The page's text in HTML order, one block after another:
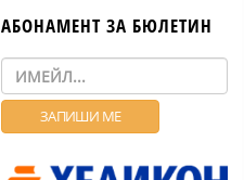
АБОНАМЕНТ ЗА БЮЛЕТИН